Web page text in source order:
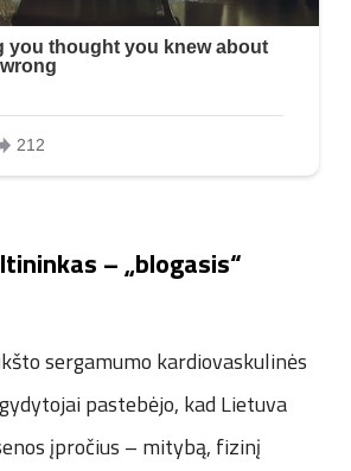
– „blogasis“
sergamumo kardiovaskulinės
pastebėjo, kad Lietuva
įpročius – mitybą, fizinį